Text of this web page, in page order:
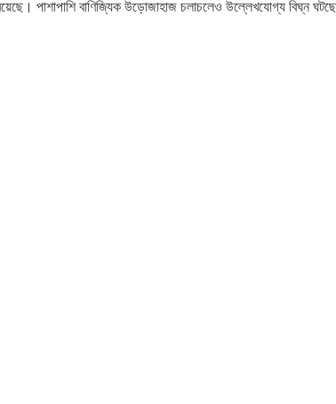
পাশাপাশি বাণিজ্যিক উড়োজাহাজ চলাচলেও উল্লেখযোগ্য বিঘ্ন